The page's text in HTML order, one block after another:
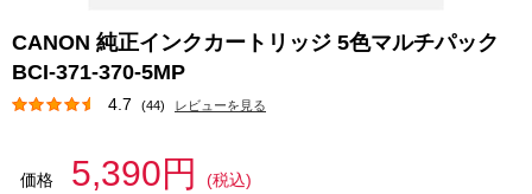
CANON 純正インクカートリッジ 5色マルチパック
BCI-371-370-5MP
4.7 (44) レビューを見る
価格 5,390円
(税込)